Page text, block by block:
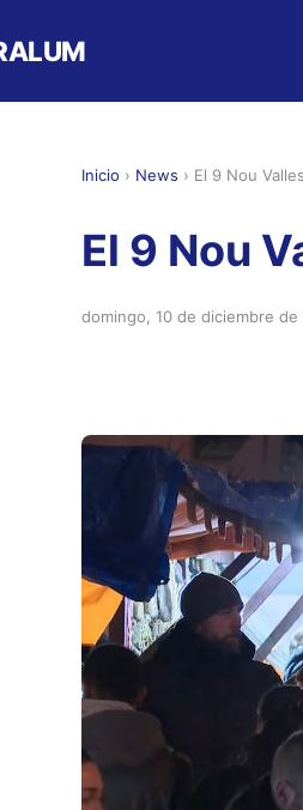
Inicio › News › El 9 Nou
El 9 Nou
domingo, 10 de diciembre de